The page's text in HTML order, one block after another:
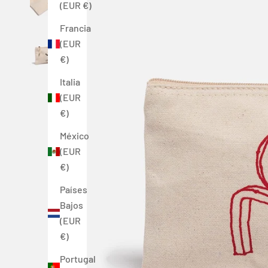
(EUR €)
Francia
(EUR
€)
Italia
(EUR
€)
México
(EUR
€)
Países
Bajos
(EUR
€)
Portugal